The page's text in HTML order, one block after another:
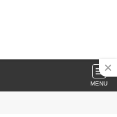
MENU